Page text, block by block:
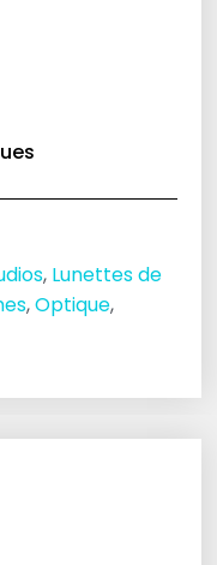
, Lunettes de
,Optique,